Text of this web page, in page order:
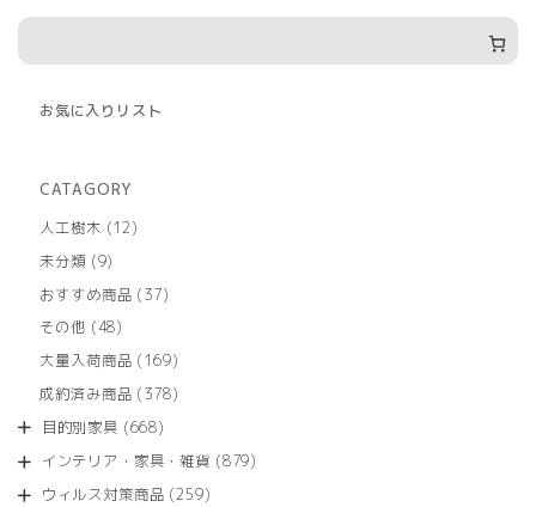
お気に入りリスト
CATAGORY
人工樹木
1212
商
未分類 99
の
商
おすすめ商品 3737
商
その他 4848
の
商
大量入荷商品 169169
の
成約済み商品 378378
商
目的別家具 668668
の
商
インテリア・家具・雑貨 879879
ウィルス対策商品 259259